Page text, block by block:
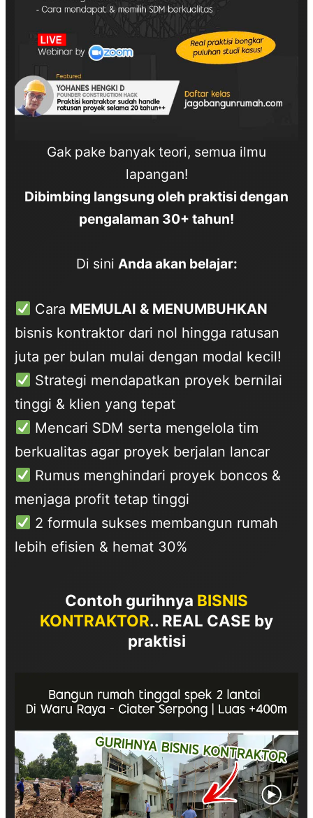
Gak pake banyak teori, semua ilmu
lapangan!
Dibimbing langsung oleh praktisi dengan
pengalaman 30+ tahun!
Di sini Anda akan belajar:
Cara MEMULAI & MENUMBUHKAN
bisnis kontraktor dari nol hingga ratusan
juta per bulan mulai dengan modal kecil!
Strategi mendapatkan proyek bernilai
tinggi & klien yang tepat
Mencari SDM serta mengelola tim
berkualitas agar proyek berjalan lancar
Rumus menghindari proyek boncos &
menjaga profit tetap tinggi
2 formula sukses membangun rumah
lebih efisien & hemat 30%
Contoh gurihnya BISNIS
KONTRAKTOR.. REAL CASE by
praktisi